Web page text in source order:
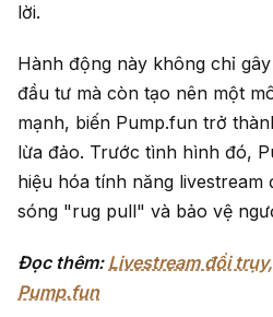
lời.
Hành động này không chỉ
đầu tư mà còn tạo nên một
mạnh, biến Pump.fun trở
lừa đảo. Trước tình hình đó,
hiệu hóa tính năng livestream
sóng "rug pull" và bảo vệ
Đọc thêm: Livestream đồi
Pump.fun